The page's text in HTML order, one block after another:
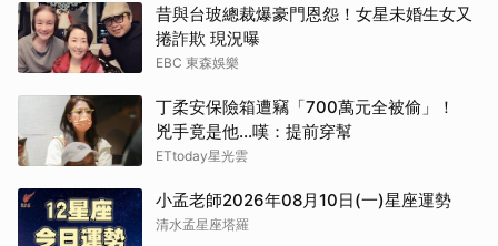
昔與台玻總裁爆豪門恩怨！女星未婚生女又
捲詐欺 現況曝
EBC 東森娛樂
丁柔安保險箱遭竊「700萬元全被偷」！
兇手竟是他...嘆：提前穿幫
ETtoday星光雲
小孟老師2026年08月10日(一)星座運勢
清水孟星座塔羅